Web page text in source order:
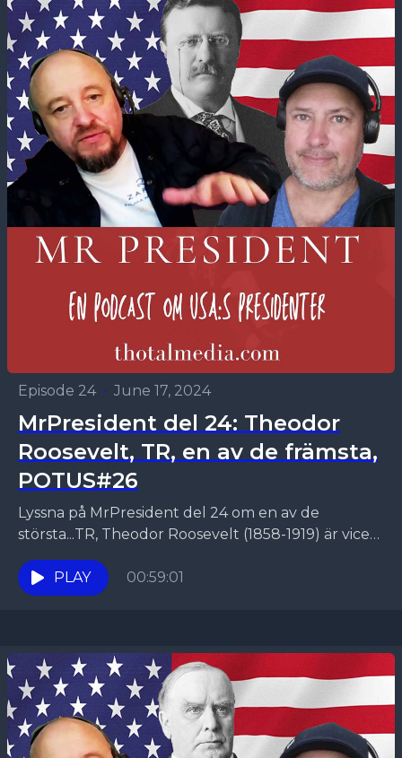
Episode 24 • June 17, 2024
MrPresident del 24: Theodor
Roosevelt, TR, en av de främsta,
POTUS#26
Lyssna på MrPresident del 24 om en av de
största...TR, Theodor Roosevelt (1858-1919) är vice
president när han tar över som president 1901
efter...PLAY 00:59:01